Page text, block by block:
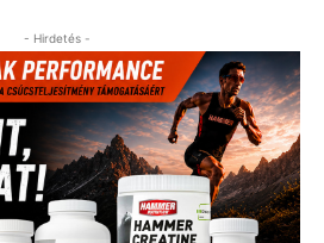
- Hirdetés -